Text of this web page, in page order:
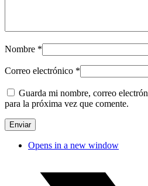
Nombre *
Correo electrónico *
Guarda mi nombre, correo
para la próxima vez que comente.
Opens in a new window